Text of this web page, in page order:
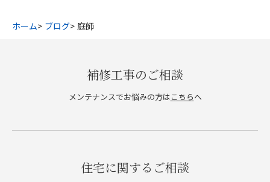
ホーム ブログ 庭師
補修工事のご相談
メンテナンスでお悩みの方はこちらへ
住宅に関するご相談